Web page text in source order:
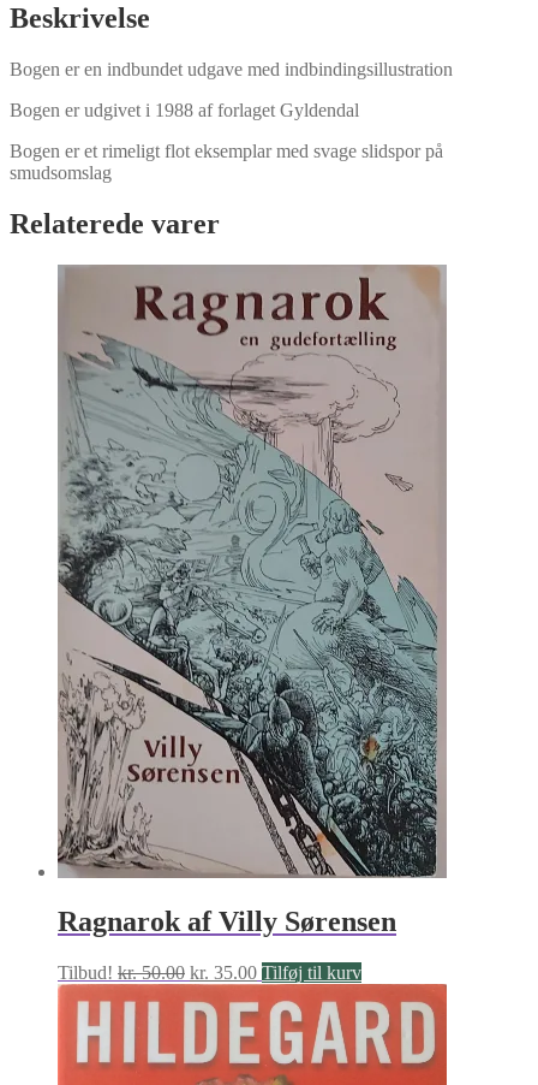
Beskrivelse
Bogen er en indbundet udgave med indbindingsillustration
Bogen er udgivet i 1988 af forlaget Gyldendal
Bogen er et rimeligt flot eksemplar med svage slidspor på
smudsomslag
Relaterede varer
Ragnarok af Villy Sørensen
Tilbud! kr.50.00 Den
pris
kr. 50.00.
kr. 35.00Den
pris
kr. 35.00.
Tilføj til kurv